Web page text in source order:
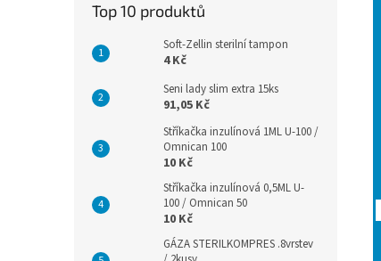
Top 10 produktů
Soft-Zellin sterilní tampon
4 Kč
Seni lady slim extra 15ks
91,05 Kč
Stříkačka inzulínová 1ML U-100 /
Omnican 100
10 Kč
Stříkačka inzulínová 0,5ML U-
100 / Omnican 50
10 Kč
GÁZA STERILKOMPRES .8vrstev